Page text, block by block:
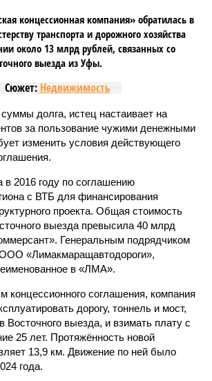
концессионная компания» обратилась в
транспорта и дорожного хозяйства
около 13 млрд рублей, связанных со
выезда из Уфы.
Сюжет: Недвижимость
долга, истец настаивает на
за пользование чужими денежными
изменить условия действующего
2016 году по соглашению
с ВТБ для финансирования
проекта. Общая стоимость
выезда превысила 40 млрд
Генеральным подрядчиком
«Лимакмаращавтодороги»,
в «ЛМА».
концессионного соглашения, компания
дорогу, тоннель и мост,
Восточного выезда, и взимать плату с
25 лет. Протяжённость новой
13,9 км. Движение по ней было
года.